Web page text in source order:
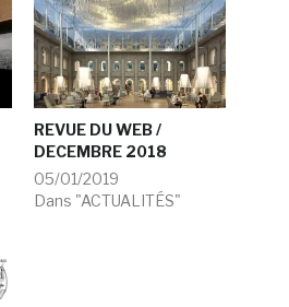
REVUE DU WEB /
DECEMBRE 2018
05/01/2019
Dans "ACTUALITÉS"